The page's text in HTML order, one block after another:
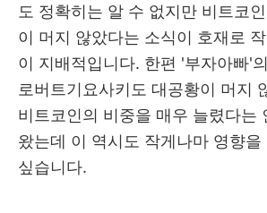
도 정확히는 알 수 없지만 비트코
이 머지 않았다는 소식이 호재로
이 지배적입니다. 한편 '부자아빠'
로버트기요사키도 대공황이 머지
비트코인의 비중을 매우 늘렸다는
왔는데 이 역시도 작게나마 영향
싶습니다.